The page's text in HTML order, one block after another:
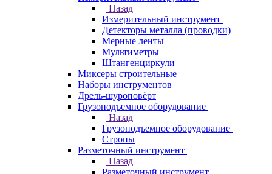
Назад
Измерительный инструмент
Детекторы металла (проводки)
Мерные ленты
Мультиметры
Штангенциркули
Миксеры строительные
Наборы инструментов
Дрель-шуроповёрт
Грузоподъемное оборудование
Назад
Грузоподъемное оборудование
Стропы
Разметочный инструмент
Назад
Разметочный инструмент